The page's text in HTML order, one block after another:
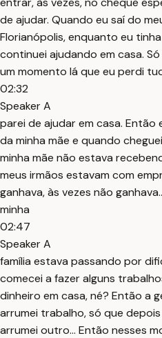
de ajudar. Quando eu saí do
Florianópolis, enquanto eu
continuei ajudando em casa.
um momento lá que eu perdi
02:32
Speaker A
parei de ajudar em casa. Então
da minha mãe e quando
minha mãe não estava
meus irmãos estavam com
ganhava, às vezes não
minha
02:47
Speaker A
família estava passando por
comecei a fazer alguns
dinheiro em casa, né? Então a
arrumei trabalho, só que
arrumei outro... Então nesses